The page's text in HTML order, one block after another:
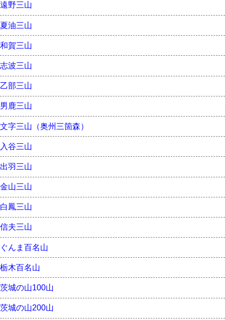
遠野三山
夏油三山
和賀三山
志波三山
乙部三山
男鹿三山
文字三山（奥州三箇森）
入谷三山
出羽三山
金山三山
白鳳三山
信夫三山
ぐんま百名山
栃木百名山
茨城の山100山
茨城の山200山